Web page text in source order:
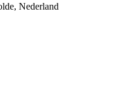
Nederland